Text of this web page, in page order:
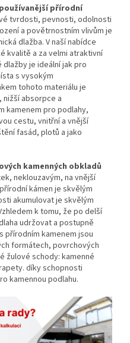
přírodní
tvrdosti, pevnosti, odolnosti
a povětrnostním vlivům je
dlažba. V naší nabídce
kvalitě a za velmi atraktivní
dlažby je ideální jak pro
s vysokým
tohoto materiálu je
absorpce a
kamenem pro podlahy,
cestu, vnitřní a vnější
fasád, plotů a jako
kamenných obkladů
neklouzavým, na vnější
kámen je skvělým
akumulovat je skvělým
k tomu, že po delší
udržovat a postupně
přírodním kamenem jsou
formátech, povrchových
žulové schody: kamenné
díky schopnosti
kamennou podlahu.